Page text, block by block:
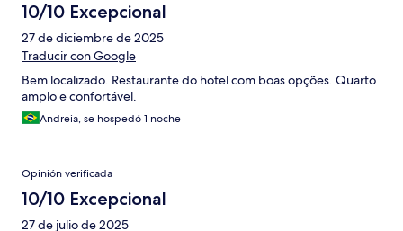
10/10 Excepcional
27 de diciembre de 2025
Traducir con Google
Bem localizado. Restaurante do hotel com boas opções. Quarto
amplo e confortável.
Andreia, se hospedó 1 noche
Opinión verificada
10/10 Excepcional
27 de julio de 2025